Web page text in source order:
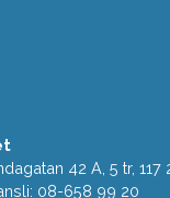
42 A, 5 tr, 117
08-658 99 20